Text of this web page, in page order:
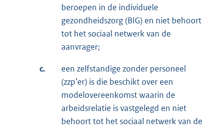
beroepen in de individuele
gezondheidszorg (BIG) en niet behoort
tot het sociaal netwerk van de
aanvrager;
c.
een zelfstandige zonder personeel
(zzp’er) is die beschikt over een
modelovereenkomst waarin de
arbeidsrelatie is vastgelegd en niet
behoort tot het sociaal netwerk van de